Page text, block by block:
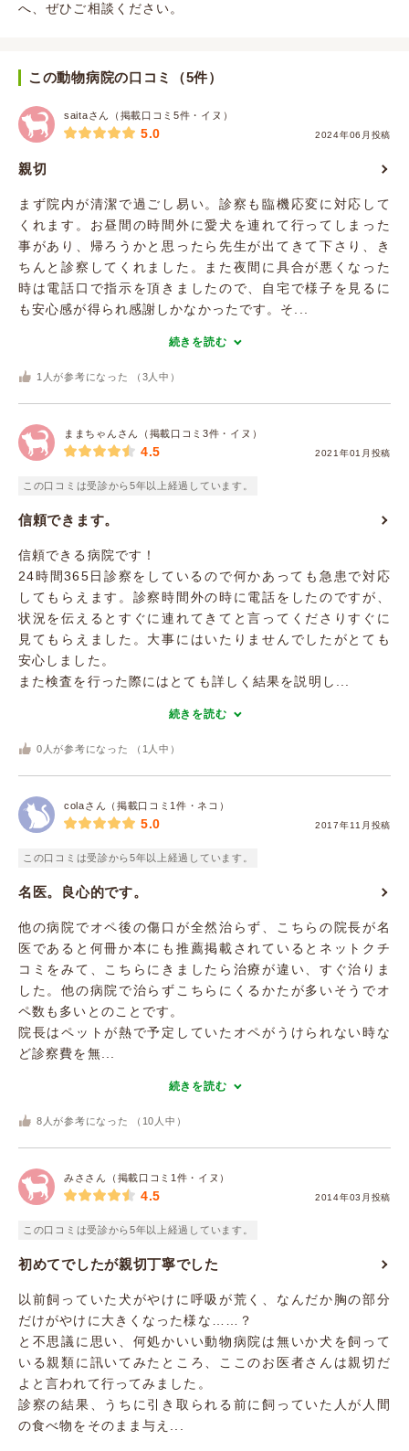
へ、ぜひご相談ください。
この動物病院の口コミ（5件）
saitaさん（掲載口コミ5件・イヌ）
2024年06月投稿
5.0
親切
まず院内が清潔で過ごし易い。診察も臨機応変に対応して
くれます。お昼間の時間外に愛犬を連れて行ってしまった
事があり、帰ろうかと思ったら先生が出てきて下さり、き
ちんと診察してくれました。また夜間に具合が悪くなった
時は電話口で指示を頂きましたので、自宅で様子を見るに
も安心感が得られ感謝しかなかったです。そ...
続きを読む
1 人が参考になった （ 3 人中）
ままちゃんさん（掲載口コミ3件・イヌ）
2021年01月投稿
4.5
この口コミは受診から5年以上経過しています。
信頼できます。
信頼できる病院です！
24時間365日診察をしているので何かあっても急患で対応
してもらえます。診察時間外の時に電話をしたのですが、
状況を伝えるとすぐに連れてきてと言ってくださりすぐに
見てもらえました。大事にはいたりませんでしたがとても
安心しました。
また検査を行った際にはとても詳しく結果を説明し...
続きを読む
0 人が参考になった （ 1 人中）
colaさん（掲載口コミ1件・ネコ）
2017年11月投稿
5.0
この口コミは受診から5年以上経過しています。
名医。良心的です。
他の病院でオペ後の傷口が全然治らず、こちらの院長が名
医であると何冊か本にも推薦掲載されているとネットクチ
コミをみて、こちらにきましたら治療が違い、すぐ治りま
した。他の病院で治らずこちらにくるかたが多いそうでオ
ペ数も多いとのことです。
院長はペットが熱で予定していたオペがうけられない時な
ど診察費を無...
続きを読む
8 人が参考になった （ 10 人中）
みささん（掲載口コミ1件・イヌ）
2014年03月投稿
4.5
この口コミは受診から5年以上経過しています。
初めてでしたが親切丁寧でした
以前飼っていた犬がやけに呼吸が荒く、なんだか胸の部分
だけがやけに大きくなった様な……？
と不思議に思い、何処かいい動物病院は無いか犬を飼って
いる親類に訊いてみたところ、ここのお医者さんは親切だ
よと言われて行ってみました。
診察の結果、うちに引き取られる前に飼っていた人が人間
の食べ物をそのまま与え...